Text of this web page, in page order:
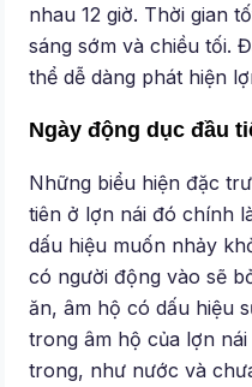
nhau 12 giờ. Thời gian
sáng sớm và chiều tối.
thể dễ dàng phát hiện
Ngày động dục đầu
Những biểu hiện đặc
tiên ở lợn nái đó chính
dấu hiệu muốn nhảy
có người động vào sẽ
ăn, âm hộ có dấu hiệu
trong âm hộ của lợn
trong, như nước và